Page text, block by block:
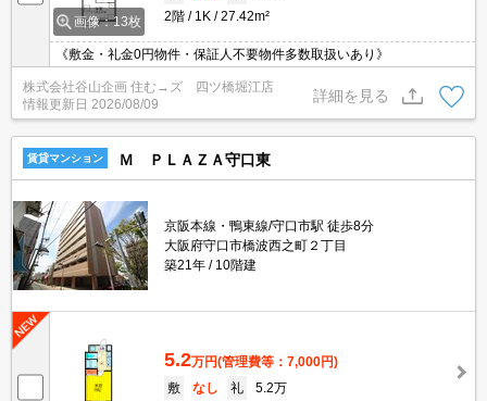
画像：13枚
2階
1K 27.42m²
《敷金・礼金0円物件・保証人不要物件多数取扱いあり》
株式会社谷山企画 住む→ズ 四ツ橋堀江店
情報更新日 2026/08/09
詳細を見る
賃貸マンション Ｍ ＰＬＡＺＡ守口東
京阪本線・鴨東線/守口市駅 徒歩8分
大阪府守口市橋波西之町２丁目
築21年
10階建
5.2万円(管理費等：7,000円)
敷
なし 礼
5.2万